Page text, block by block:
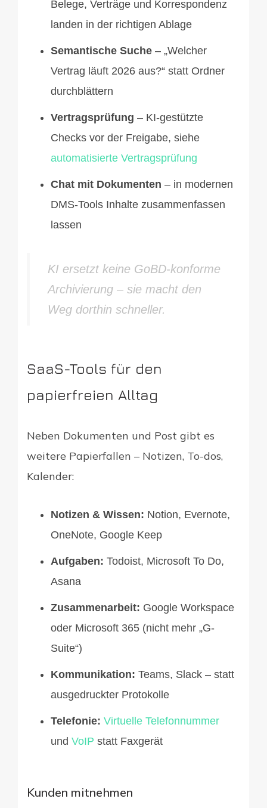
Belege, Verträge und Korrespondenz
landen in der richtigen Ablage
Semantische Suche – „Welcher
Vertrag läuft 2026 aus?“ statt Ordner
durchblättern
Vertragsprüfung – KI-gestützte
Checks vor der Freigabe, siehe
automatisierte Vertragsprüfung
Chat mit Dokumenten – in modernen
DMS-Tools Inhalte zusammenfassen
lassen
KI ersetzt keine GoBD-konforme
Archivierung – sie macht den
Weg dorthin schneller.
SaaS-Tools für den
papierfreien Alltag
Neben Dokumenten und Post gibt es
weitere Papierfallen – Notizen, To-dos,
Kalender:
Notizen & Wissen: Notion, Evernote,
OneNote, Google Keep
Aufgaben: Todoist, Microsoft To Do,
Asana
Zusammenarbeit: Google Workspace
oder Microsoft 365 (nicht mehr „G-
Suite“)
Kommunikation: Teams, Slack – statt
ausgedruckter Protokolle
Telefonie: Virtuelle Telefonnummer
und VoIP statt Faxgerät
Kunden mitnehmen